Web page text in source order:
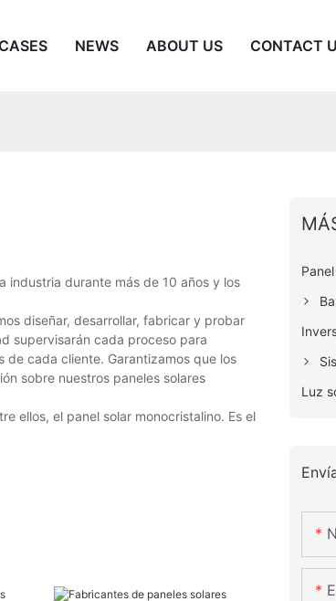
NEWS ABOUT US CONTACT
industria durante más de 10 años y los
diseñar, desarrollar, fabricar y probar
supervisarán cada proceso para
cada cliente. Garantizamos que los
sobre nuestros paneles solares
ellos, el panel solar monocristalino. Es el
Luz